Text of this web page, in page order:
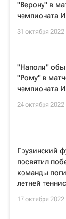
"Верону" в
чемпионата
31 октября 2022
"Наполи"
"Рому" в
чемпионата
24 октября 2022
Грузинский
посвятил
команды
летней
17 октября 2022